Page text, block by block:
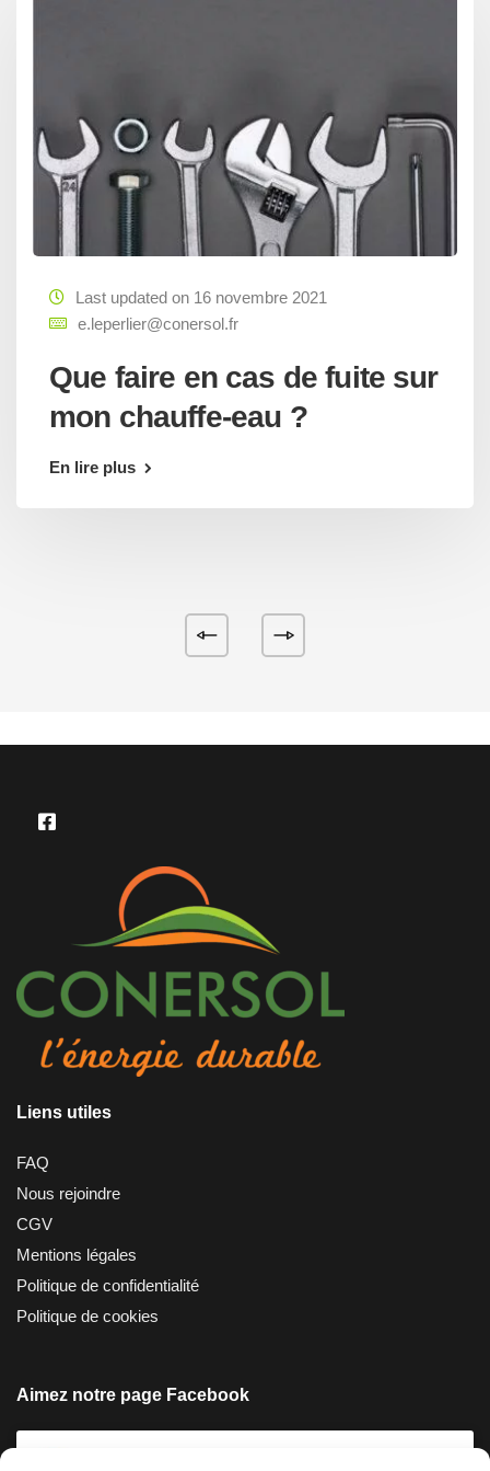
Last updated on 16 novembre 2021
e.leperlier@conersol.fr
Que faire en cas de fuite sur
mon chauffe-eau ?
En lire plus
Liens utiles
FAQ
Nous rejoindre
CGV
Mentions légales
Politique de confidentialité
Politique de cookies
Aimez notre page Facebook